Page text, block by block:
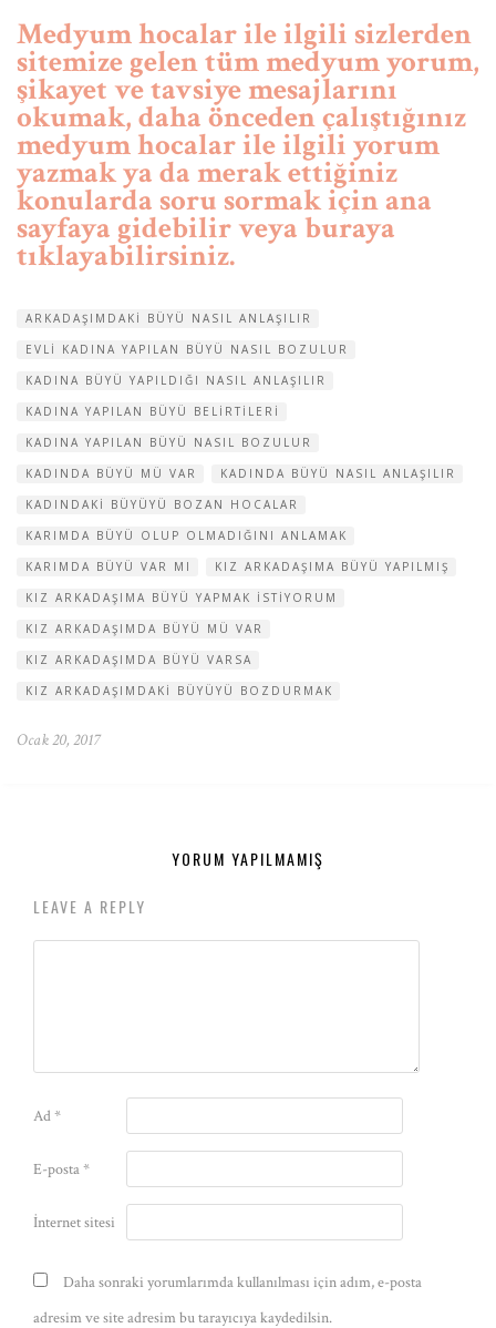
Medyum hocalar ile ilgili sizlerden
sitemize gelen tüm medyum yorum,
şikayet ve tavsiye mesajlarını
okumak, daha önceden çalıştığınız
medyum hocalar ile ilgili yorum
yazmak ya da merak ettiğiniz
konularda soru sormak için ana
sayfaya gidebilir veya buraya
tıklayabilirsiniz.
ARKADAŞIMDAKI BÜYÜ NASIL ANLAŞILIR
EVLI KADINA YAPILAN BÜYÜ NASIL BOZULUR
KADINA BÜYÜ YAPILDIĞI NASIL ANLAŞILIR
KADINA YAPILAN BÜYÜ BELIRTILERI
KADINA YAPILAN BÜYÜ NASIL BOZULUR
KADINDA BÜYÜ MÜ VAR
KADINDA BÜYÜ NASIL ANLAŞILIR
KADINDAKI BÜYÜYÜ BOZAN HOCALAR
KARIMDA BÜYÜ OLUP OLMADIĞINI ANLAMAK
KARIMDA BÜYÜ VAR MI
KIZ ARKADAŞIMA BÜYÜ YAPILMIŞ
KIZ ARKADAŞIMA BÜYÜ YAPMAK ISTIYORUM
KIZ ARKADAŞIMDA BÜYÜ MÜ VAR
KIZ ARKADAŞIMDA BÜYÜ VARSA
KIZ ARKADAŞIMDAKI BÜYÜYÜ BOZDURMAK
Ocak 20, 2017
YORUM YAPILMAMIŞ
LEAVE A REPLY
Ad*
E-posta*
İnternet sitesi
Daha sonraki yorumlarımda kullanılması için adım, e-posta
adresim ve site adresim bu tarayıcıya kaydedilsin.